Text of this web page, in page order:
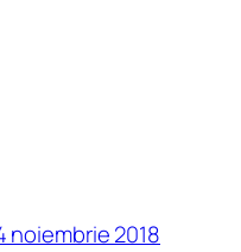
noiembrie 2018